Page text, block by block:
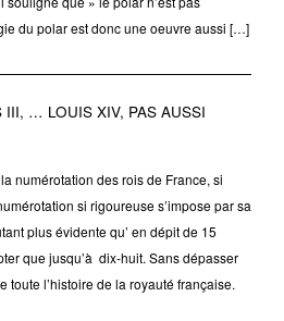
du polar est donc une oeuvre aussi […]
III, … LOUIS XIV, PAS AUSSI
numérotation des rois de France, si
si rigoureuse s’impose par sa
plus évidente qu’ en dépit de 15
que jusqu’à dix-huit. Sans dépasser
toute l’histoire de la royauté française.